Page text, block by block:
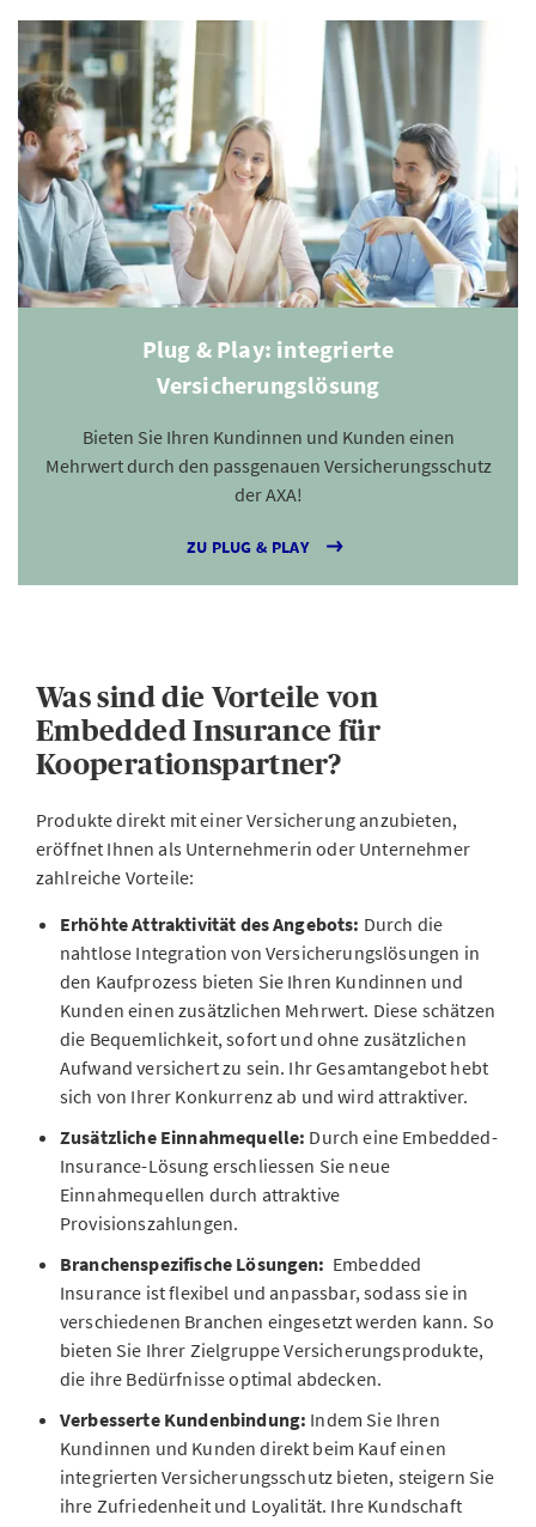
Plug & Play: integrierte
Versicherungslösung
Bieten Sie Ihren Kundinnen und Kunden einen
Mehrwert durch den passgenauen Versicherungsschutz
der AXA!
ZU PLUG & PLAY
Was sind die Vorteile von
Embedded Insurance für
Kooperationspartner?
Produkte direkt mit einer Versicherung anzubieten,
eröffnet Ihnen als Unternehmerin oder Unternehmer
zahlreiche Vorteile:
Erhöhte Attraktivität des Angebots: Durch die
nahtlose Integration von Versicherungslösungen in
den Kaufprozess bieten Sie Ihren Kundinnen und
Kunden einen zusätzlichen Mehrwert. Diese schätzen
die Bequemlichkeit, sofort und ohne zusätzlichen
Aufwand versichert zu sein. Ihr Gesamtangebot hebt
sich von Ihrer Konkurrenz ab und wird attraktiver.
Zusätzliche Einnahmequelle: Durch eine Embedded-
Insurance-Lösung erschliessen Sie neue
Einnahmequellen durch attraktive
Provisionszahlungen.
Branchenspezifische Lösungen: Embedded
Insurance ist flexibel und anpassbar, sodass sie in
verschiedenen Branchen eingesetzt werden kann. So
bieten Sie Ihrer Zielgruppe Versicherungsprodukte,
die ihre Bedürfnisse optimal abdecken.
Verbesserte Kundenbindung: Indem Sie Ihren
Kundinnen und Kunden direkt beim Kauf einen
integrierten Versicherungsschutz bieten, steigern Sie
ihre Zufriedenheit und Loyalität. Ihre Kundschaft